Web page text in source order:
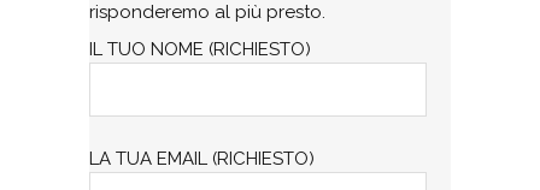
risponderemo al più presto.
IL TUO NOME (RICHIESTO)
LA TUA EMAIL (RICHIESTO)